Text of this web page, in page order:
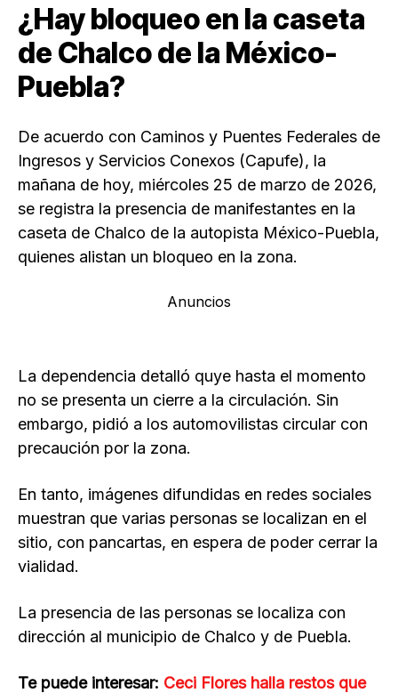
¿Hay bloqueo en la caseta
de Chalco de la México-
Puebla?
De acuerdo con Caminos y Puentes Federales de
Ingresos y Servicios Conexos (Capufe), la
mañana de hoy, miércoles 25 de marzo de 2026,
se registra la presencia de manifestantes en la
caseta de Chalco de la autopista México-Puebla,
quienes alistan un bloqueo en la zona.
Anuncios
La dependencia detalló quye hasta el momento
no se presenta un cierre a la circulación. Sin
embargo, pidió a los automovilistas circular con
precaución por la zona.
En tanto, imágenes difundidas en redes sociales
muestran que varias personas se localizan en el
sitio, con pancartas, en espera de poder cerrar la
vialidad.
La presencia de las personas se localiza con
dirección al municipio de Chalco y de Puebla.
Te puede interesar: Ceci Flores halla restos que